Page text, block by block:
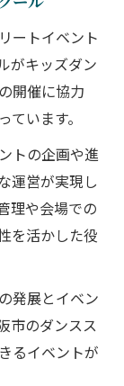
ートイベント
がキッズダン
開催に協力
います。
トの企画や進
運営が実現し
理や会場での
を活かした役
発展とイベン
市のダンスス
るイベントが